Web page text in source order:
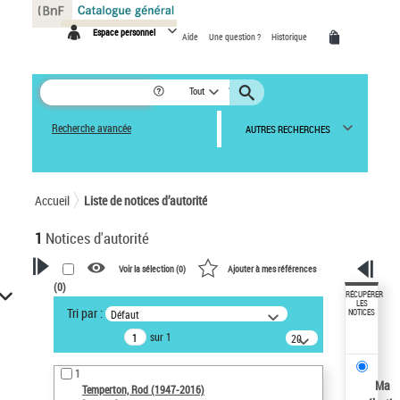
Espace personnel Aide Une question ? Historique
Tout
Recherche avancée AUTRES RECHERCHES
Accueil Liste de notices d’autorité
1 Notices d'autorité
VOTRE RECHERCHE
Recherche avancée dans les
notices d’autorité
Œuvres liées à l'auteur :
Temperton, Rod (1947-2016)
Voir la sélection (0) Ajouter à mes références
(0)
Tri par : Défaut
sur 1
20
résultats/page
1
Temperton, Rod (1947-2016)
RÉCUPÉRER
LES
NOTICES
Ma
Panneau de gestion des cookies